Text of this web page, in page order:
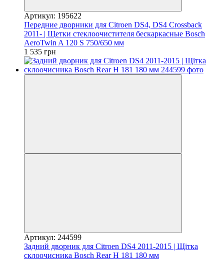
Артикул: 195622
Передние дворники для Citroen DS4, DS4 Crossback
2011- | Щетки стеклоочистителя бескаркасные Bosch
AeroTwin A 120 S 750/650 мм
1 535 грн
Артикул: 244599
Задний дворник для Citroen DS4 2011-2015 | Щітка
склоочисника Bosch Rear H 181 180 мм